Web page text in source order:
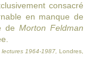
consacré
en manque de
deMorton Feldman
lectures 1964-1987,Londres,